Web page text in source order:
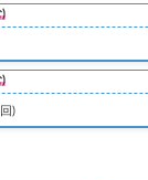
)
)
)